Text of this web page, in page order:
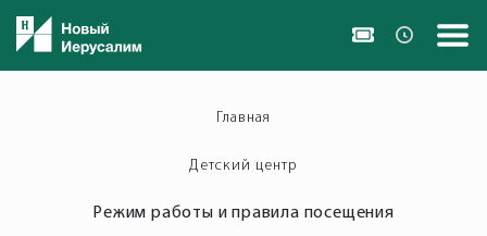
Главная
Детский центр
Режим работы и правила посещения